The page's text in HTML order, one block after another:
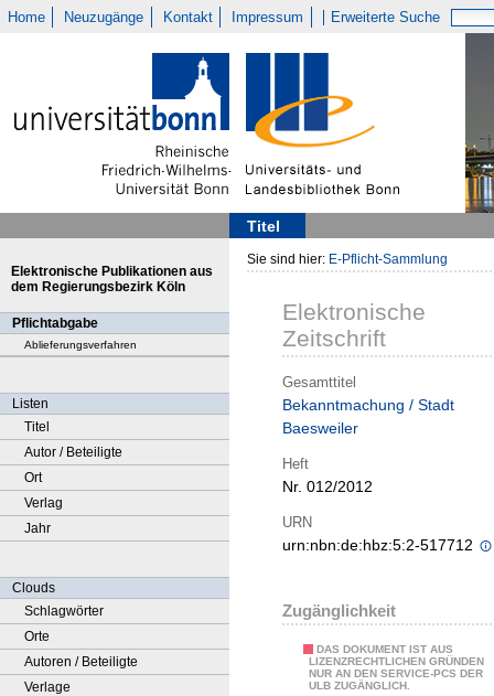
Home Neuzugänge Kontakt Impressum Erweiterte Suche
Titel
Elektronische Publikationen aus
dem Regierungsbezirk Köln
Pflichtabgabe
Ablieferungsverfahren
Listen
Titel
Autor / Beteiligte
Ort
Verlag
Jahr
Clouds
Schlagwörter
Orte
Autoren / Beteiligte
Verlage
Sie sind hier: E-Pflicht-Sammlung
Elektronische
Zeitschrift
Gesamttitel
Bekanntmachung / Stadt
Baesweiler
Heft
Nr. 012/2012
URN
urn:nbn:de:hbz:5:2-517712
Zugänglichkeit
DAS DOKUMENT IST AUS
LIZENZRECHTLICHEN GRÜNDEN
NUR AN DEN SERVICE-PCS DER
ULB ZUGÄNGLICH.